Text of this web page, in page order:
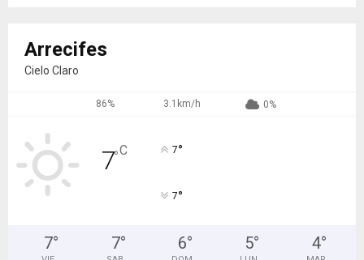
Arrecifes
Cielo Claro
86% 3.1km/h 0%
7°C 7°
7°
7° 7° 6° 5° 4°